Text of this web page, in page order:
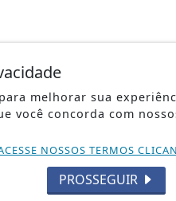
melhorar sua
você concorda com
NOSSOS TERMOS
PROSSEGUIR